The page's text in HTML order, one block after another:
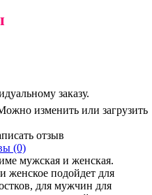
заказу.
изменить или загрузить
отзыв
(0)
мужская и женская.
женское подойдет для
для мужчин для